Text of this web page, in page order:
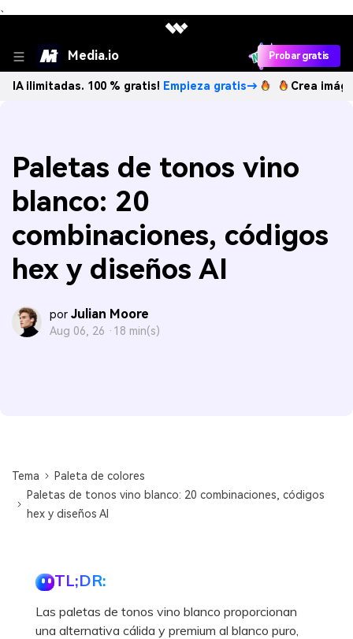
、
Media.io Probar gratis
100 % gratis!Empieza gratis→ Crea imágenes IA
Paletas de tonos vino
blanco: 20
combinaciones, códigos
hex y diseños AI
por Julian Moore
Aug 06, 26 · 18 min(s)
Tema
Paleta de colores
Paletas de tonos vino blanco: 20 combinaciones, códigos
hex y diseños AI
TL;DR:
Las paletas de tonos vino blanco proporcionan
una alternativa cálida y premium al blanco puro,